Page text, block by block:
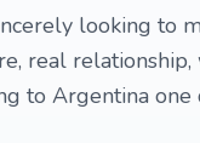
looking to
real
to Argentina one